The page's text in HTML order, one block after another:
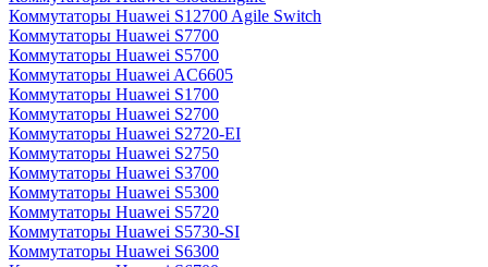
Коммутаторы Huawei S12700 Agile Switch
Коммутаторы Huawei S7700
Коммутаторы Huawei S5700
Коммутаторы Huawei AC6605
Коммутаторы Huawei S1700
Коммутаторы Huawei S2700
Коммутаторы Huawei S2720-EI
Коммутаторы Huawei S2750
Коммутаторы Huawei S3700
Коммутаторы Huawei S5300
Коммутаторы Huawei S5720
Коммутаторы Huawei S5730-SI
Коммутаторы Huawei S6300